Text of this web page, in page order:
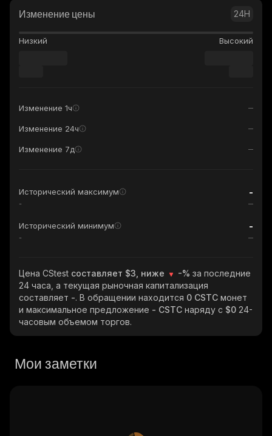
Изменение цены 24H
Низкий Высокий
Изменение 1ч
Изменение 24ч
Изменение 7д
Исторический максимум -
-
Исторический минимум -
-
Цена CStest составляет $3, ниже -% за последние
24 часа, а текущая рыночная капитализация
составляет -. В обращении находится 0 CSTC монет
и максимальное предложение - CSTC наряду с $0 24-
часовым объемом торгов.
Мои заметки